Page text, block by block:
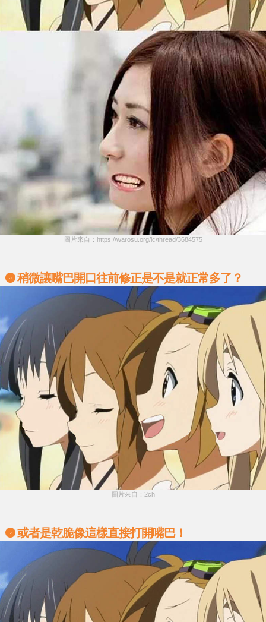
圖片來自：https://warosu.org/ic/thread/3684575
稍微讓嘴巴開口往前修正是不是就正常多了？
圖片來自：2ch
或者是乾脆像這樣直接打開嘴巴！